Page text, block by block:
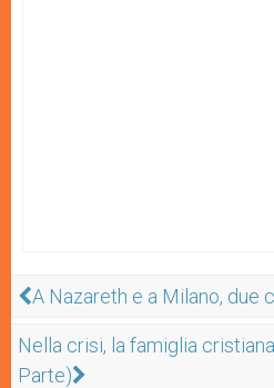
A Nazareth e a Milano, due
Nella crisi, la famiglia
Parte)